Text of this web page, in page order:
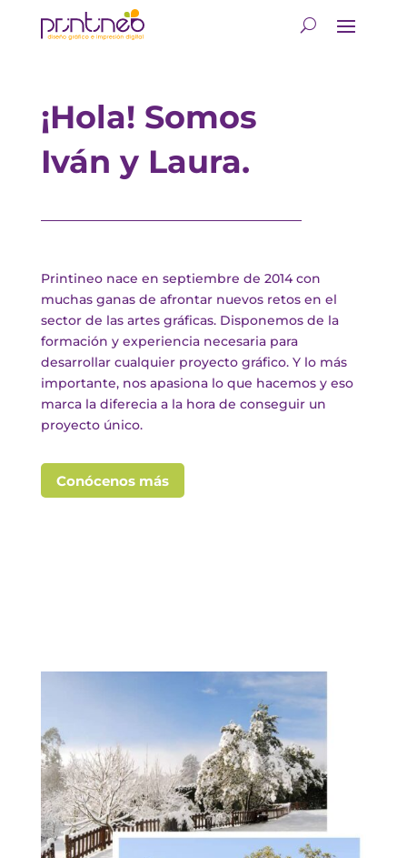
¡Hola! Somos
Iván y Laura.
Printineo nace en septiembre de 2014 con
muchas ganas de afrontar nuevos retos en el
sector de las artes gráficas. Disponemos de la
formación y experiencia necesaria para
desarrollar cualquier proyecto gráfico. Y lo más
importante, nos apasiona lo que hacemos y eso
marca la diferecia a la hora de conseguir un
proyecto único.
Conócenos más